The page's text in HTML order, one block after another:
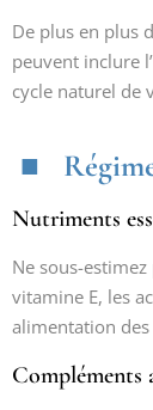
De plus en plus
peuvent inclure
cycle naturel de
Nutriments
Ne sous-
vitamine E, les
alimentation
Compléments